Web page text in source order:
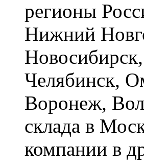
регионы
Нижний
Челябинск,
Воронеж,
склада в
компании в